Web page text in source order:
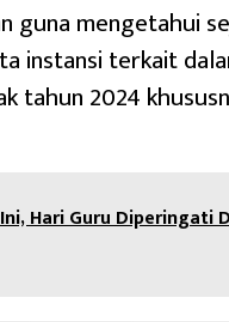
guna mengetahui
instansi terkait
tahun 2024
Hari Guru Diperingati